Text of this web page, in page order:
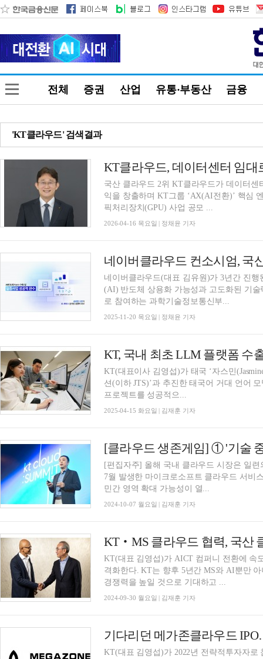
전체 증권 산업 유통·부동산 금융
'KT클라우드' 검색결과
KT클라우드, 데이터센터 임대
국산 클라우드 2위 KT클라우드가 데이터
익을 창출하며 KT그룹 ‘AX(AI전환)’ 핵심
픽처리장치(GPU) 사업 공모 ...
2026-04-16 목요일 | 정채윤 기자
네이버클라우드 컨소시엄, 국
네이버클라우드(대표 김유원)가 3년간 진
(AI) 반도체 상용화 가능성과 고도화된 기
로 참여하는 과학기술정보통신부...
2025-11-20 목요일 | 정채윤 기자
KT, 국내 최초 LLM 플랫폼 수
KT(대표이사 김영섭)가 태국 ‘자스민
션(이하 JTS)’과 추진한 태국어 거대 언어
프로젝트를 성공적으...
2025-04-15 화요일 | 김재훈 기자
[편집자주] 올해 국내 클라우드 시장은 일
7월 발생한 마이크로소프트 클라우드 서비
민간 영역 확대 가능성이 열...
2024-10-07 월요일 | 김재훈 기자
KT‧MS 클라우드 협력, 국산
KT(대표 김영섭)가 AICT 컴퍼니 전환에 속
격화한다. KT는 향후 5년간 MS와 AI뿐만
경쟁력을 높일 것으로 기대하고 ...
2024-09-30 월요일 | 김재훈 기자
기다리던 메가존클라우드
KT(대표 김영섭)가 2022년 전략적투자자